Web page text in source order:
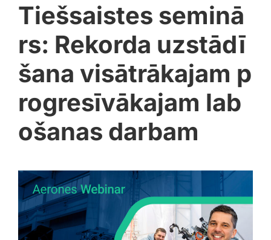
Tiešsaistes seminā
rs: Rekorda uzstādī
šana visātrākajam p
rogresīvākajam lab
ošanas darbam